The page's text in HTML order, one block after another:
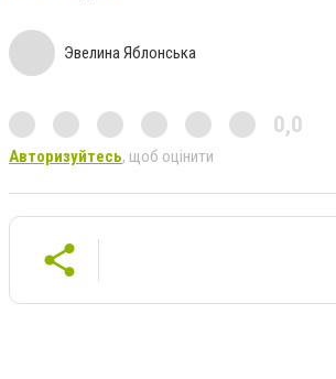
Эвелина Яблонська
0,0
Авторизуйтесь, щоб оцінити